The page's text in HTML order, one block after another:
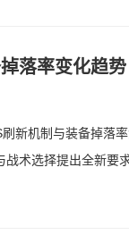
落率变化趋势
新机制与装备掉落
术选择提出全新要求